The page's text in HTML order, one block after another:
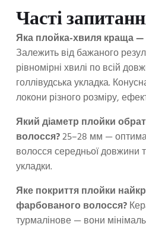
Часті
Яка плойка-хвиля краща —
Залежить від бажаного
рівномірні хвилі по всій
голлівудська укладка.
локони різного розміру,
Який діаметр плойки
волосся?25–28 мм —
волосся середньої довжини
укладки.
Яке покриття плойки
фарбованого волосся?
турмалінове — вони